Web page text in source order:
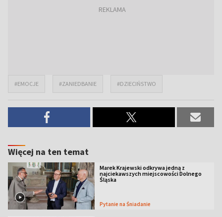
#EMOCJE #ZANIEDBANIE #DZIECIŃSTWO
Więcej na ten temat
Marek Krajewski odkrywa jedną z
najciekawszych miejscowości Dolnego
Śląska
Pytanie na Śniadanie